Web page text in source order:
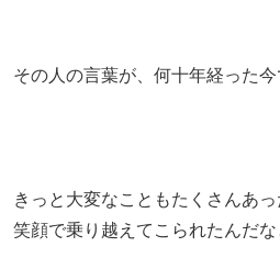
その人の言葉が、何十年経った今
きっと大変なこともたくさんあ
笑顔で乗り越えてこられたんだな